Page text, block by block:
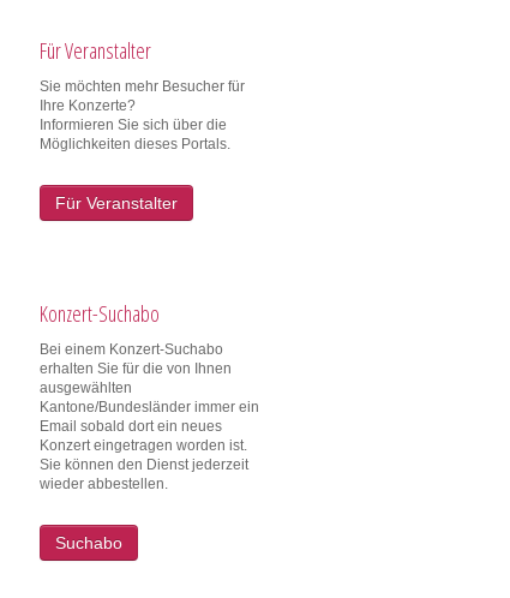
Für Veranstalter
Sie möchten mehr Besucher für
Ihre Konzerte?
Informieren Sie sich über die
Möglichkeiten dieses Portals.
Für Veranstalter
Konzert-Suchabo
Bei einem Konzert-Suchabo
erhalten Sie für die von Ihnen
ausgewählten
Kantone/Bundesländer immer ein
Email sobald dort ein neues
Konzert eingetragen worden ist.
Sie können den Dienst jederzeit
wieder abbestellen.
Suchabo